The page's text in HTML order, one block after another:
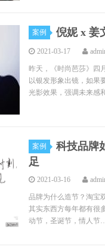
案例 倪妮 x 姜
2021-03-17
昨天，《时尚芭莎》四
以银发形象出镜，如果
光影效果，强调未来感
案例
科技品牌
足
2021-03-16
品牌为什么造节？淘宝
其实东西方每年都有很
动节，圣诞节，情人